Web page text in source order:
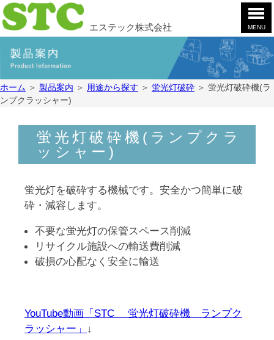
MENU
ー
品
案
会
情
報
YouTube
エステック株式会社
ホーム ＞ 製品案内 ＞ 用途から探す ＞ 蛍光灯破砕 ＞ 蛍光灯破砕機(ラ
ンプクラッシャー)
蛍光灯破砕機(ランプクラ
ッシャー)
蛍光灯を破砕する機械です。安全かつ簡単に破
砕・減容します。
不要な蛍光灯の保管スペース削減
リサイクル施設への輸送費削減
破損の心配なく安全に輸送
YouTube動画「STC 蛍光灯破砕機 ランプク
ラッシャー」 ↓